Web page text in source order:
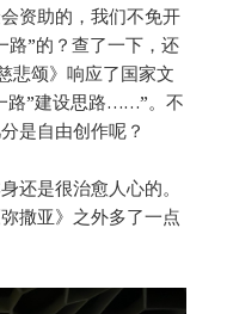
资助的，我们不免开
路”的？查了一下，还
悲颂》响应了国家文
路”建设思路……”。不
是自由创作呢？
还是很治愈人心的。
撒亚》之外多了一点